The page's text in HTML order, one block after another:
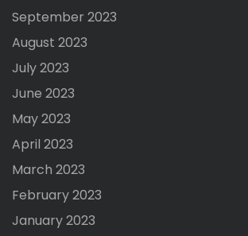
September 2023
August 2023
July 2023
June 2023
May 2023
April 2023
March 2023
February 2023
January 2023